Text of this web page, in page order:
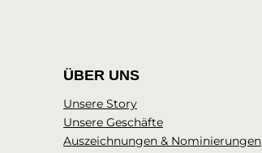
ÜBER UNS
Unsere Story
Unsere Geschäfte
Auszeichnungen & Nominierungen